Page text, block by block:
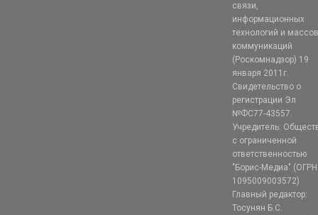
связи,
информационных
технологий и
коммуникаций
(Роскомнадзор) 19
января 2011г.
Свидетельство о
регистрации Эл
№ФС77-43557.
Учредитель:
с ограниченной
ответственностью
"Борис-Медиа" (ОГРН
1095009003572)
Главный редактор:
Тосунян Б.С.